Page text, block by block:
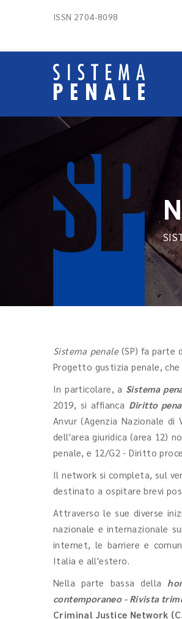
ISSN 2704-8098
Sistema penale (SP) fa parte
Progetto gustizia penale,
In particolare, a Sistema
2019, si affianca Diritto
Anvur (Agenzia Nazionale
dell'area giuridica (area 12)
penale, e 12/G2 - Diritto
Il network si completa, sul
destinato a ospitare brevi
Attraverso le sue diverse
nazionale e internazionale
internet, le barriere e
Italia e all'estero.
Nella parte bassa della
contemporaneo - Rivista
Criminal Justice Network